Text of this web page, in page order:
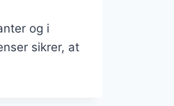
og i
sikrer, at